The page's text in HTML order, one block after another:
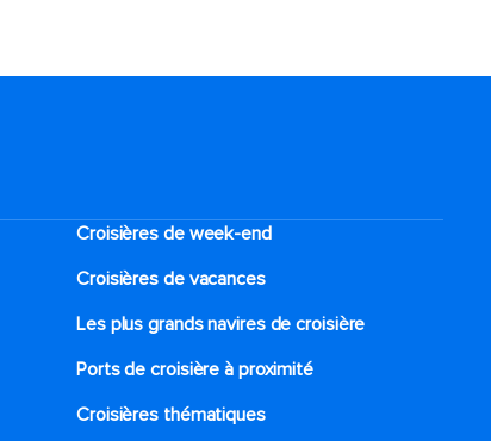
Croisières de week-end
Croisières de vacances
Les plus grands navires de croisière
Ports de croisière à proximité
Croisières thématiques